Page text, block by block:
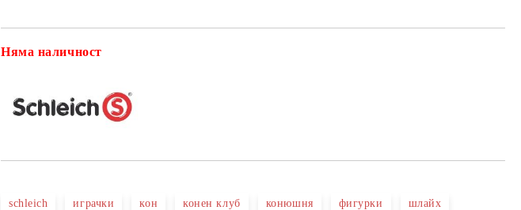
Няма наличност
schleich играчки кон конен клуб конюшня фигурки шлайх